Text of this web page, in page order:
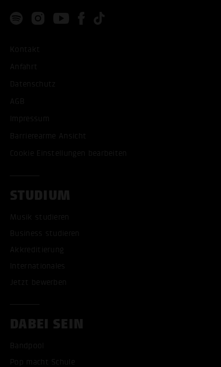
Kontakt
Anfahrt
Datenschutz
AGB
Impressum
Barrierearme Ansicht
Cookie Einstellungen bearbeiten
STUDIUM
Musik studieren
Business studieren
Akkreditierung
Internationales
Jetzt bewerben
DABEI SEIN
Bandpool
Pop macht Schule